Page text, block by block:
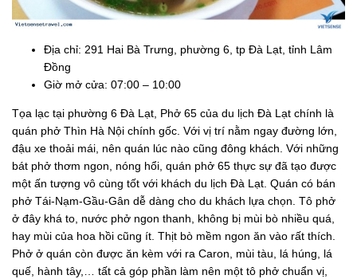
Địa chỉ: 291 Hai Bà Trưng, phường 6, tp Đà Lạt, tỉnh Lâm
Đồng
Giờ mở cửa: 07:00 – 10:00
Tọa lạc tại phường 6 Đà Lạt, Phở 65 của du lịch Đà Lạt chính là
quán phở Thìn Hà Nội chính gốc. Với vị trí nằm ngay đường lớn,
đậu xe thoải mái, nên quán lúc nào cũng đông khách. Với những
bát phở thơm ngon, nóng hổi, quán phở 65 thực sự đã tạo được
một ấn tượng vô cùng tốt với khách du lịch Đà Lạt. Quán có bán
phở Tái-Nạm-Gầu-Gân dễ dàng cho du khách lựa chọn. Tô phở
ở đây khá to, nước phở ngon thanh, không bị mùi bò nhiều quá,
hay mùi của hoa hồi cũng ít. Thịt bò mềm ngon ăn vào rất thích.
Phở ở quán còn được ăn kèm với ra Caron, mùi tàu, lá húng, lá
quế, hành tây,… tất cả góp phần làm nên một tô phở chuẩn vị,